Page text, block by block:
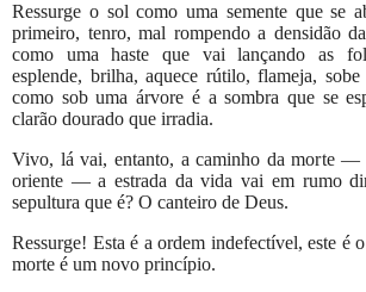
Ressurge o sol como uma semente que se
primeiro, tenro, mal rompendo a densidão
como uma haste que vai lançando as
esplende, brilha, aquece rútilo, flameja,
como sob uma árvore é a sombra que se
clarão dourado que irradia.
Vivo, lá vai, entanto, a caminho da morte —
oriente — a estrada da vida vai em rumo
sepultura que é? O canteiro de Deus.
Ressurge! Esta é a ordem indefectível, este é
morte é um novo princípio.